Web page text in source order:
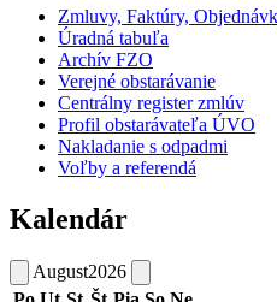
Zmluvy, Faktúry,
Úradná tabuľa
Archív FZO
Verejné obstarávanie
Centrálny register zmlúv
Profil obstarávateľa ÚVO
Nakladanie s odpadmi
Voľby a referendá
Kalendár
August2026